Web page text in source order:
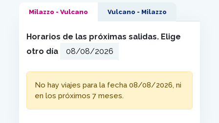
Milazzo - Vulcano Vulcano - Milazzo
Horarios de las próximas salidas. Elige
otro día
No hay viajes para la fecha 08/08/2026, ni
en los próximos 7 meses.